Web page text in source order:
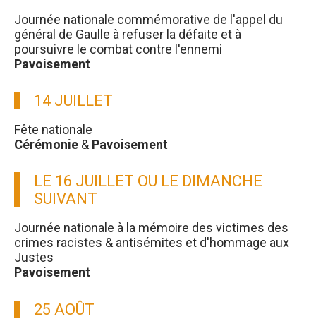
Journée nationale commémorative de l'appel du
général de Gaulle à refuser la défaite et à
poursuivre le combat contre l'ennemi
Pavoisement
14 JUILLET
Fête nationale
Cérémonie & Pavoisement
LE 16 JUILLET OU LE DIMANCHE
SUIVANT
Journée nationale à la mémoire des victimes des
crimes racistes & antisémites et d'hommage aux
Justes
Pavoisement
25 AOÛT